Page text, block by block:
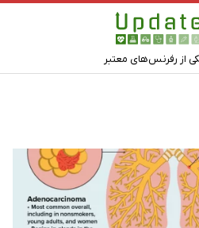
از رفرنس‌های معتبر